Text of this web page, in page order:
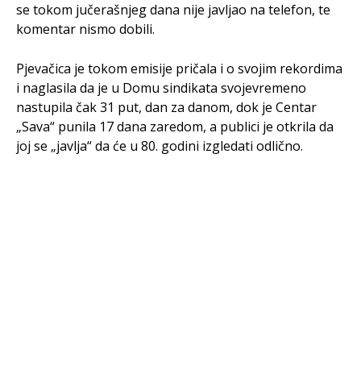
se tokom jučerašnjeg dana nije javljao na telefon, te
komentar nismo dobili.
Pjevačica je tokom emisije pričala i o svojim rekordima
i naglasila da je u Domu sindikata svojevremeno
nastupila čak 31 put, dan za danom, dok je Centar
„Sava“ punila 17 dana zaredom, a publici je otkrila da
joj se „javlja“ da će u 80. godini izgledati odlično.